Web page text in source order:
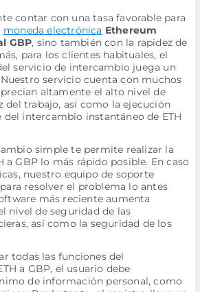
contar con una tasa favorable para
moneda electrónica Ethereum
GBP, sino también con la rapidez de
para los clientes habituales, el
servicio de intercambio juega un
servicio cuenta con muchos
altamente el alto nivel de
del trabajo, así como la ejecución
intercambio instantáneo de ETH
simple te permite realizar la
a GBP lo más rápido posible. En caso
nuestro equipo de soporte
resolver el problema lo antes
más reciente aumenta
nivel de seguridad de las
así como la seguridad de los
todas las funciones del
a GBP, el usuario debe
de información personal, como